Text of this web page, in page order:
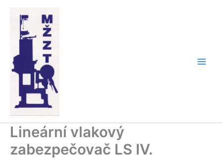
Lineární vlakový
zabezpečovač LS IV.